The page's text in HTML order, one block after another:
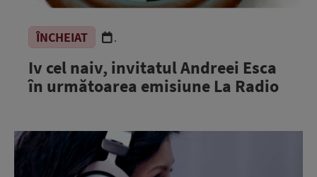
ÎNCHEIAT .
Iv cel naiv, invitatul Andreei Esca
în următoarea emisiune La Radio